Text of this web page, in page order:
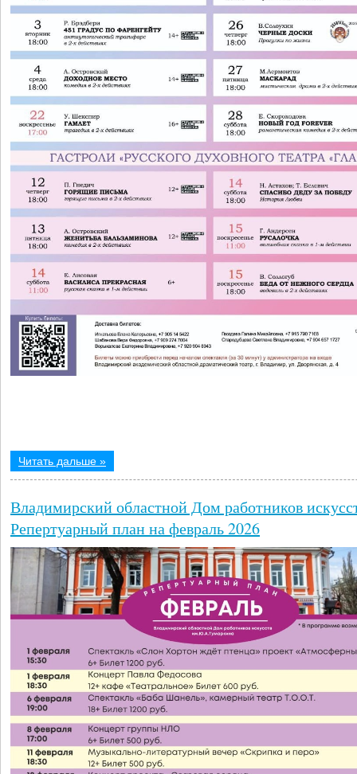
Читать дальше »
Владимирский областной Дом работников
Репертуарный план на февраль 2026